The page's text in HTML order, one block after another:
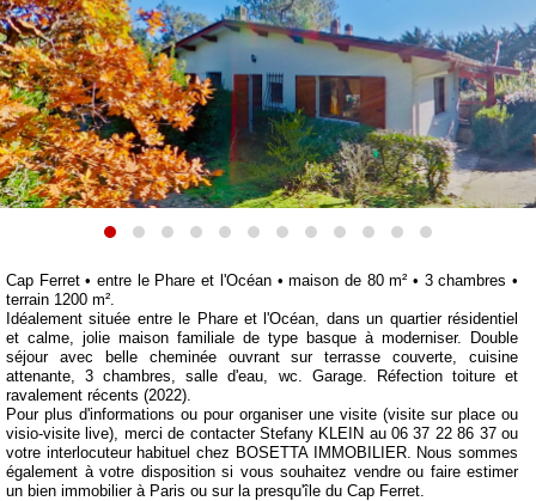
Cap Ferret • entre le Phare et l'Océan • maison de 80 m² • 3 chambres •
terrain 1200 m².
Idéalement située entre le Phare et l'Océan, dans un quartier résidentiel
et calme, jolie maison familiale de type basque à moderniser. Double
séjour avec belle cheminée ouvrant sur terrasse couverte, cuisine
attenante, 3 chambres, salle d'eau, wc. Garage. Réfection toiture et
ravalement récents (2022).
Pour plus d'informations ou pour organiser une visite (visite sur place ou
visio-visite live), merci de contacter Stefany KLEIN au 06 37 22 86 37 ou
votre interlocuteur habituel chez BOSETTA IMMOBILIER. Nous sommes
également à votre disposition si vous souhaitez vendre ou faire estimer
un bien immobilier à Paris ou sur la presqu'île du Cap Ferret.